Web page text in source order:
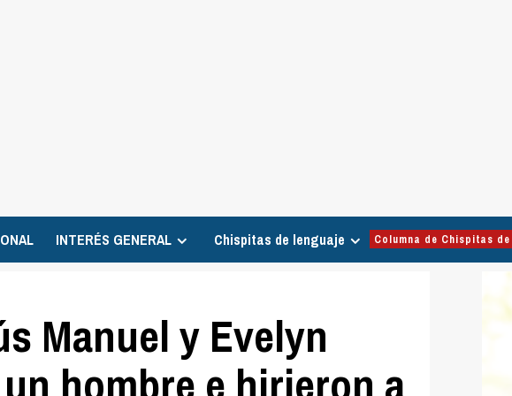
INTERÉS GENERAL Chispitas de lenguaje Columna de Chispitas
Manuel y Evelyn